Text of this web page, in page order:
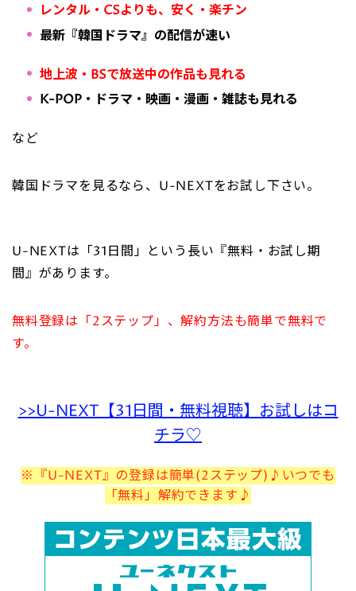
レンタル・CSよりも、安く・楽チン
最新『韓国ドラマ』の配信が速い
地上波・BSで放送中の作品も見れる
K-POP・ドラマ・映画・漫画・雑誌も見れる
など
韓国ドラマを見るなら、U-NEXTをお試し下さい。
U-NEXTは「31日間」という長い『無料・お試し期
間』があります。
無料登録は「2ステップ」、解約方法も簡単で無料で
す。
>>U-NEXT【31日間・無料視聴】お試しはコ
チラ♡
※『U-NEXT』の登録は簡単(2ステップ)♪いつでも
「無料」解約できます♪